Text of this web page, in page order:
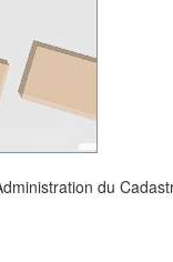
du